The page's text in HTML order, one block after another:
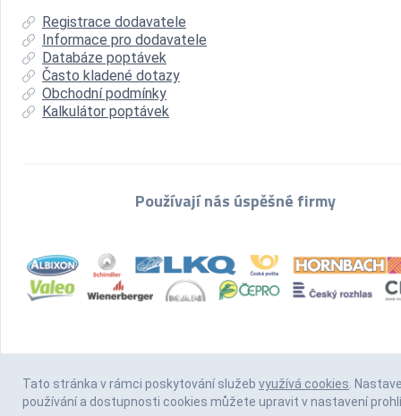
Registrace dodavatele
Informace pro dodavatele
Databáze poptávek
Často kladené dotazy
Obchodní podmínky
Kalkulátor poptávek
Používají nás úspěšné firmy
Tato stránka v rámci poskytování služeb využívá cookies .
používání a dostupnosti cookies můžete upravit v nastavení